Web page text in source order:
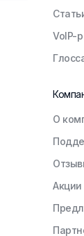
VoIP-
О
Акции